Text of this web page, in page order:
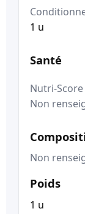
1 u
Santé
Nutri-Score
Non
Non
Poids
1 u